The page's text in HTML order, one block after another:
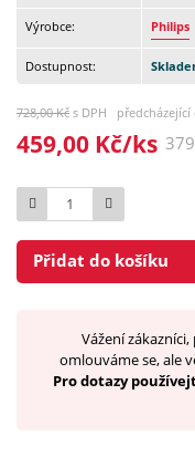
Výrobce: Philips
Dostupnost:
728,00 Kč s DPH předcházející
459,00 Kč/ks
Počet
Přidat do košíku
Vážení
omlouváme se, ale
Pro dotazy